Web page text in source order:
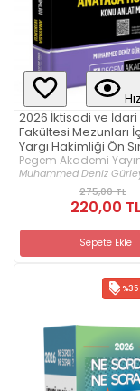
2026 İktisadi ve
Fakültesi Mezunları
Yargı Hakimliği Ön
Anayasa Hukuku
Anlatımlı
Pegem Akademi
Muhammed Deniz
275,00 TL
220,00 TL
Sepete Ekle